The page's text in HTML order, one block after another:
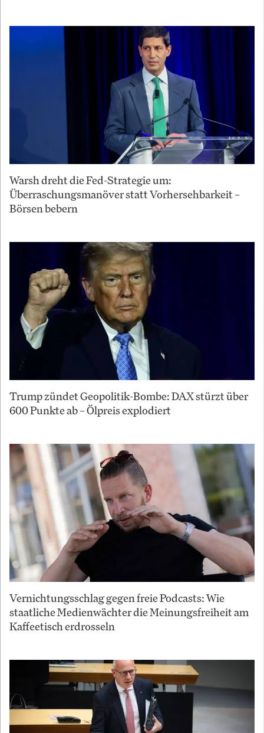
Warsh dreht die Fed-Strategie um:
Überraschungsmanöver statt Vorhersehbarkeit –
Börsen bebern
Trump zündet Geopolitik-Bombe: DAX stürzt über
600 Punkte ab – Ölpreis explodiert
Vernichtungsschlag gegen freie Podcasts: Wie
staatliche Medienwächter die Meinungsfreiheit am
Kaffeetisch erdrosseln